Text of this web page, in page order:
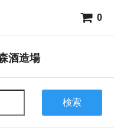
0
酒造場
検索